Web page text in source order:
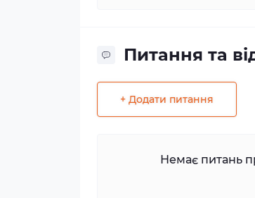
Питання та
+ Додати питання
Немає питань